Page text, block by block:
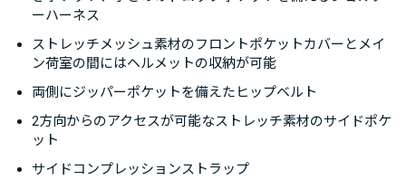
す。バックパネルとシームレスに一体化された、柔軟性
のあるヒップベルトが腰を包み込み、アクティブな身体
の動きに対応します。
ショルダーハーネスはもちろんのこと、ヒップベルトや
本体のサイドなど豊富な収納スペースが備えられて、行
動中に立ち止まりたくないプレイヤーに最適なパックで
ーハーネス
ストレッチメッシュ素材のフロントポケットカバーとメイ
ン荷室の間にはヘルメットの収納が可能
両側にジッパーポケットを備えたヒップベルト
2方向からのアクセスが可能なストレッチ素材のサイドポケ
ット
サイドコンプレッションストラップ